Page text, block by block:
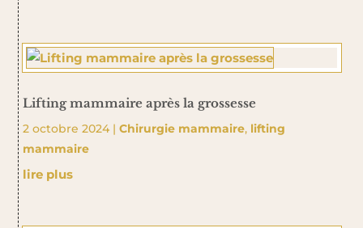
Lifting mammaire après la grossesse
2 octobre 2024| Chirurgie mammaire, lifting
mammaire
lire plus